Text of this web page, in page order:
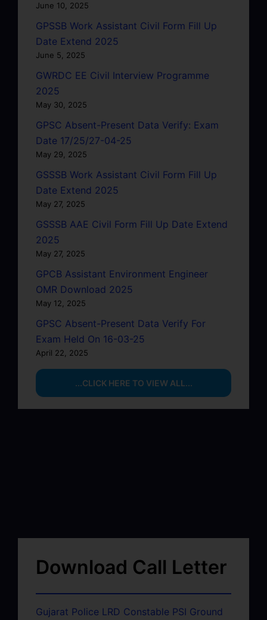
June 10, 2025
GPSSB Work Assistant Civil Form Fill Up
Date Extend 2025
June 5, 2025
GWRDC EE Civil Interview Programme
2025
May 30, 2025
GPSC Absent-Present Data Verify: Exam
Date 17/25/27-04-25
May 29, 2025
GSSSB Work Assistant Civil Form Fill Up
Date Extend 2025
May 27, 2025
GSSSB AAE Civil Form Fill Up Date Extend
2025
May 27, 2025
GPCB Assistant Environment Engineer
OMR Download 2025
May 12, 2025
GPSC Absent-Present Data Verify For
Exam Held On 16-03-25
April 22, 2025
...CLICK HERE TO VIEW ALL...
Download Call Letter
Gujarat Police LRD Constable PSI Ground